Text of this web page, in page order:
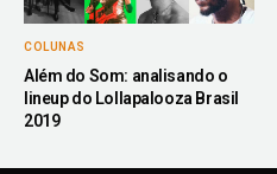
COLUNAS
Além do Som: analisando o
lineup do Lollapalooza Brasil
2019